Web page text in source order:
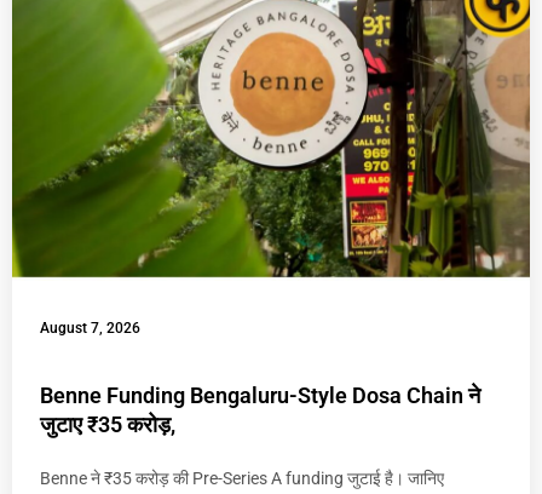
August 7, 2026
Benne Funding Bengaluru-Style Dosa Chain ने
जुटाए ₹35 करोड़,
Benne ने ₹35 करोड़ की Pre-Series A funding जुटाई है। जानिए